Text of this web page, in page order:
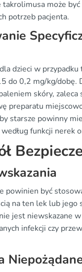
takrolimusa może
potrzeb pacjenta.
dzieci w przypadku
do 0,2 mg/kg/dobę.
skóry, zaleca
preparatu
starsze powinny
funkcji nerek
powinien być
na ten lek lub jego
jest niewskazane
infekcji czy